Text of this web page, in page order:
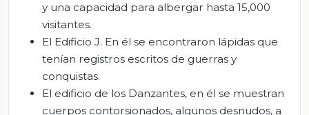
y una capacidad para albergar hasta 15,000
visitantes.
El Edificio J. En él se encontraron lápidas que
tenían registros escritos de guerras y
conquistas.
El edificio de los Danzantes, en él se muestran
cuerpos contorsionados, algunos desnudos, a